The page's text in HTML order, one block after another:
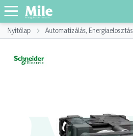
Nyitólap Automatizálás, Energiaelosztás